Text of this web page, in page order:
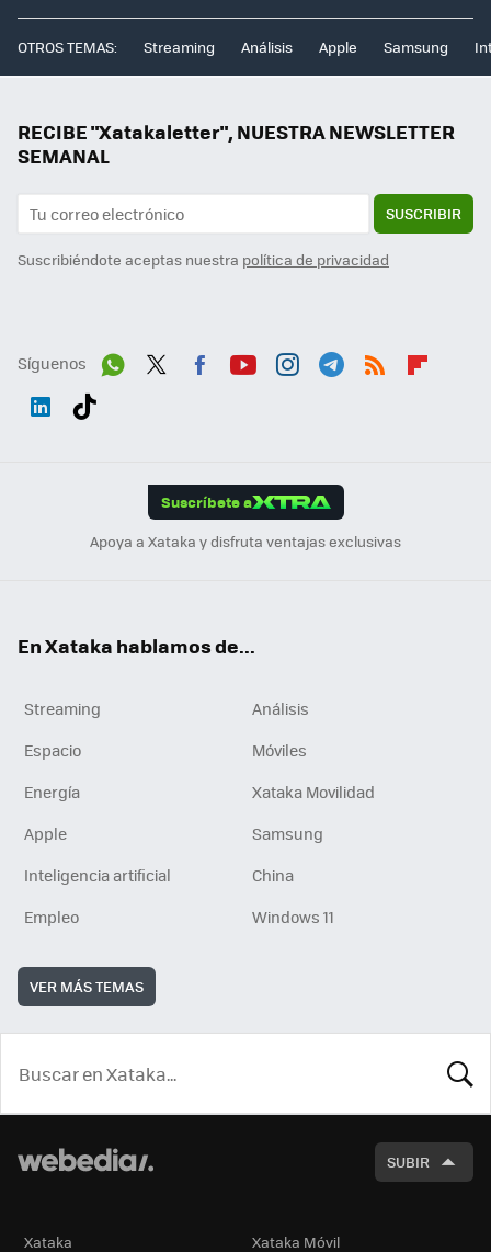
OTROS TEMAS: Streaming Análisis Apple Samsung
RECIBE "Xatakaletter", NUESTRA NEWSLETTER
SEMANAL
SUSCRIBIR
Suscribiéndote aceptas nuestra política de privacidad
Síguenos
Suscríbete a
Apoya a Xataka y disfruta ventajas exclusivas
En Xataka hablamos de...
Streaming
Análisis
Espacio
Móviles
Energía
Xataka Movilidad
Apple
Samsung
Inteligencia artificial
China
Empleo
Windows 11
VER MÁS TEMAS
SUBIR
Xataka Xataka Móvil